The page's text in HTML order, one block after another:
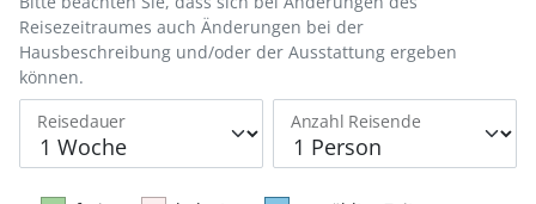
Reisedauer Anzahl Reisende
Reisezeitraumes auch Änderungen bei der
Hausbeschreibung und/oder der Ausstattung ergeben
können.